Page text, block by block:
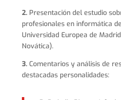
2. Presentación del estudio
profesionales en informática
Universidad Europea de
Novática).
3.Comentarios y análisis de
destacadas personalidades: